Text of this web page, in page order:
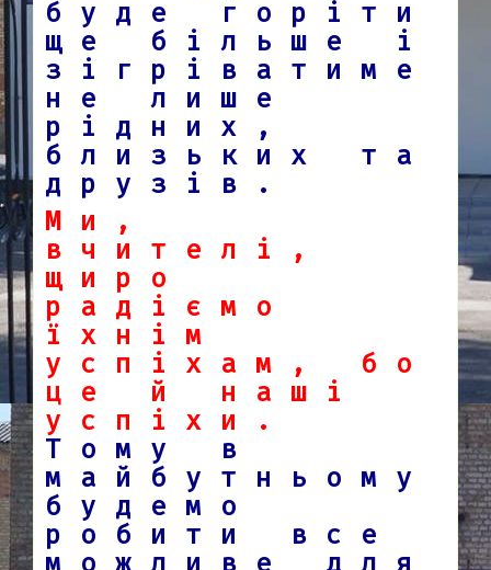
буде горіти
ще більше і
зігріватиме
не лише
рідних,
близьких та
друзів.
Ми,
вчителі,
щиро
радіємо
їхнім
успіхам, бо
це й наші
успіхи.
Тому в
майбутньому
будемо
робити все